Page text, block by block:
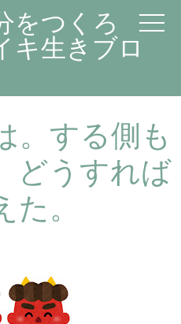
をつくろ
キ生きブロ
。する側も
どうすれば
。